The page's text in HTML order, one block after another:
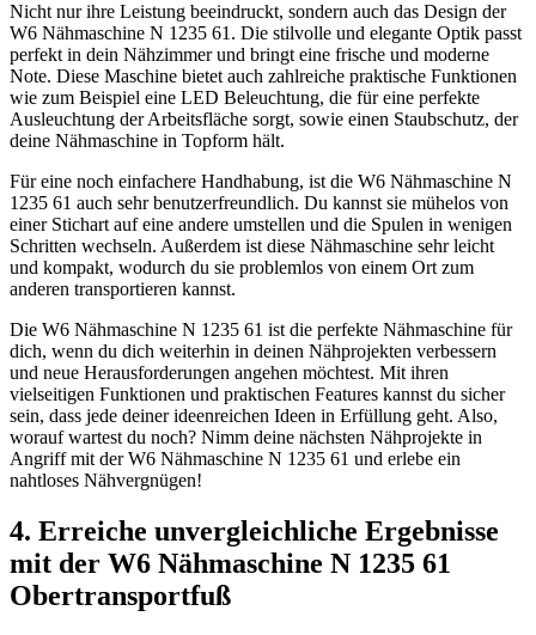
Nicht nur ihre Leistung beeindruckt, sondern auch das Design der
W6 Nähmaschine N 1235 61. Die stilvolle und elegante Optik passt
perfekt in dein Nähzimmer und bringt eine frische und moderne
Note. Diese Maschine bietet auch zahlreiche praktische Funktionen
wie zum Beispiel eine LED Beleuchtung, die für eine perfekte
Ausleuchtung der Arbeitsfläche sorgt, sowie einen Staubschutz, der
deine Nähmaschine in Topform hält.
Für eine noch einfachere Handhabung, ist die W6 Nähmaschine N
1235 61 auch sehr benutzerfreundlich. Du kannst sie mühelos von
einer Stichart auf eine andere umstellen und die Spulen in wenigen
Schritten wechseln. Außerdem ist diese Nähmaschine sehr leicht
und kompakt, wodurch du sie problemlos von einem Ort zum
anderen transportieren kannst.
Die W6 Nähmaschine N 1235 61 ist die perfekte Nähmaschine für
dich, wenn du dich weiterhin in deinen Nähprojekten verbessern
und neue Herausforderungen angehen möchtest. Mit ihren
vielseitigen Funktionen und praktischen Features kannst du sicher
sein, dass jede deiner ideenreichen Ideen in Erfüllung geht. Also,
worauf wartest du noch? Nimm deine nächsten Nähprojekte in
Angriff mit der W6 Nähmaschine N 1235 61 und erlebe ein
nahtloses Nähvergnügen!
4. Erreiche unvergleichliche Ergebnisse
mit der W6 Nähmaschine N 1235 61
Obertransportfuß